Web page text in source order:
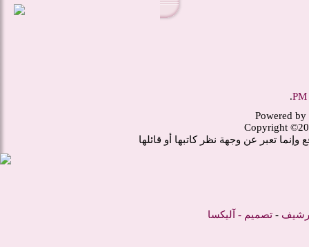
.
Powered
Copyright
تعبر عن وجهة نظر كاتبها أو قائلها
-تصميم - آليكسا